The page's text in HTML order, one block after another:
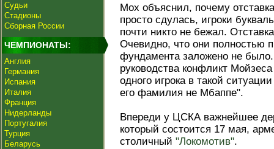
Судьи
Стадионы
Сборная России
ЧЕМПИОНАТЫ:
Англия
Германия
Испания
Италия
Франция
Нидерланды
Португалия
Турция
Беларусь
Мох объяснил, почему
просто сдулась, игроки
почти никто не бежал.
Очевидно, что они полностью
фундамента заложено не
руководства конфликт
одного игрока в такой
его фамилия не Мбаппе".
Впереди у ЦСКА важнейшее
который состоится 17 мая,
столичный "Локомотив".